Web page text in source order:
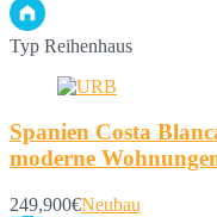
Typ Reihenhaus
Spanien Costa
moderne
249,900€Neubau